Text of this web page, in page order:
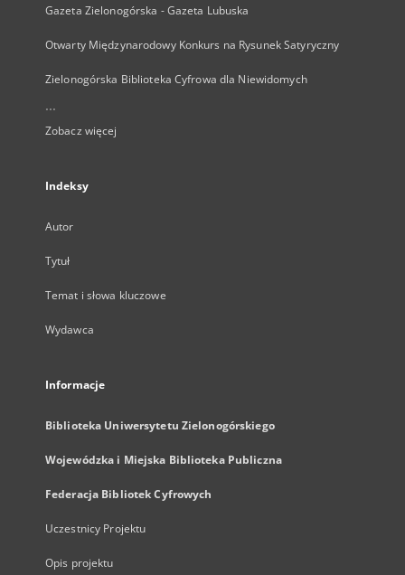
Gazeta Zielonogórska - Gazeta Lubuska
Otwarty Międzynarodowy Konkurs na Rysunek Satyryczny
Zielonogórska Biblioteka Cyfrowa dla Niewidomych
...
Zobacz więcej
Indeksy
Autor
Tytuł
Temat i słowa kluczowe
Wydawca
Informacje
Biblioteka Uniwersytetu Zielonogórskiego
Wojewódzka i Miejska Biblioteka Publiczna
Federacja Bibliotek Cyfrowych
Uczestnicy Projektu
Opis projektu